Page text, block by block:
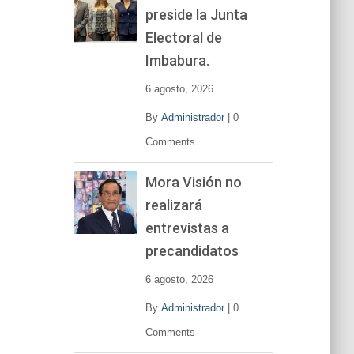
preside la Junta
Electoral de
Imbabura.
6 agosto, 2026
By Administrador| 0
Comments
Mora Visión no
realizará
entrevistas a
precandidatos
6 agosto, 2026
By Administrador| 0
Comments